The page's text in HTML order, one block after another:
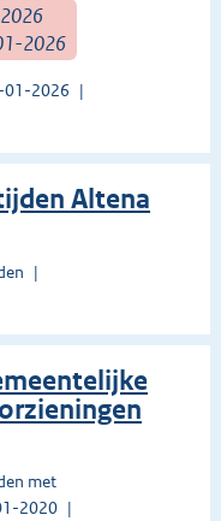
2026
01-2026
Altena
met
2020